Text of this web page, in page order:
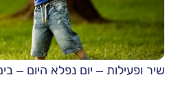
שיר ופעילות – יום נפלא היום –